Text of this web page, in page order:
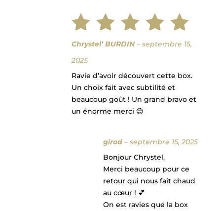
Note5
sur 5
Chrystel’ BURDIN– septembre 15,
2025
Ravie d’avoir découvert cette box.
Un choix fait avec subtilité et
beaucoup goût ! Un grand bravo et
un énorme merci 😊
girod – septembre 15, 2025
Bonjour Chrystel,
Merci beaucoup pour ce
retour qui nous fait chaud
au cœur ! 💕
On est ravies que la box